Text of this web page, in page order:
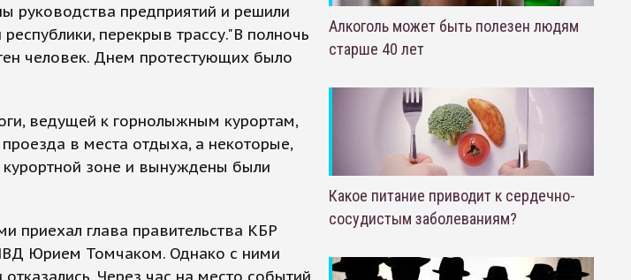
руководства предприятий и решили
перекрыв трассу."В полночь
человек. Днем протестующих было
ведущей к горнолыжным курортам,
в места отдыха, а некоторые,
курортной зоне и вынуждены были
приехал глава правительства КБР
Юрием Томчаком. Однако с ними
Алкоголь может быть полезен людям
старше 40 лет
Какое питание приводит к сердечно-
сосудистым заболеваниям?